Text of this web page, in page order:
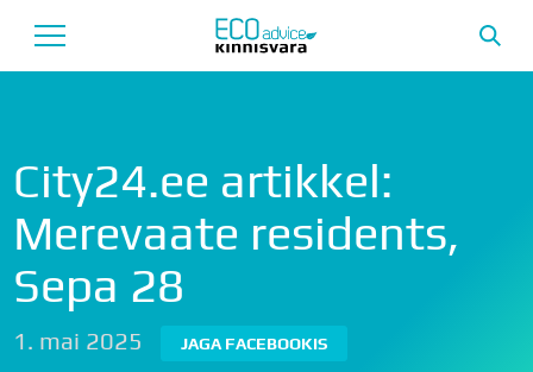
Uusarendused
Tutvustus
Uudised
City24.ee artikkel:
Merevaate residents,
Sepa 28
1. mai 2025 JAGA FACEBOOKIS